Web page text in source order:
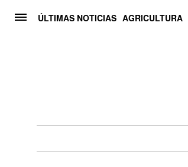
ÚLTIMAS NOTICIAS AGRICULTURA